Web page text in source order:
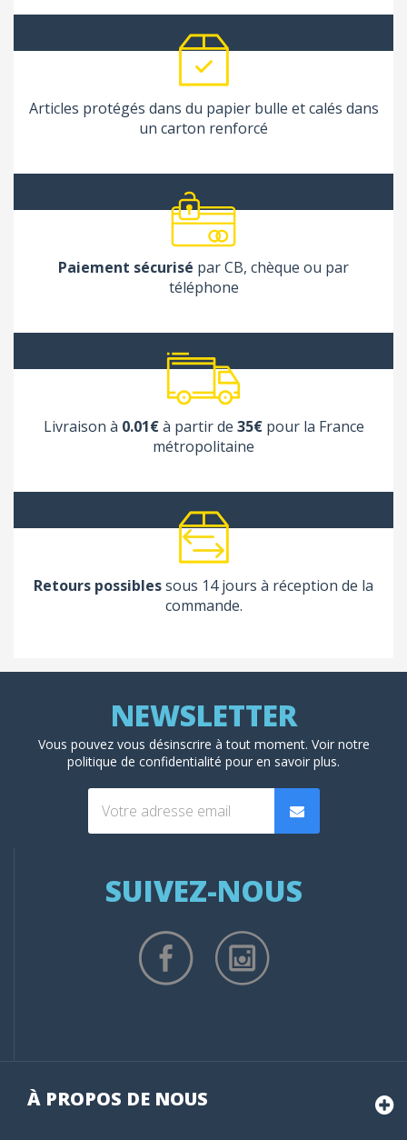
Articles protégés dans du papier bulle et calés dans
un carton renforcé
Paiement sécurisé par CB, chèque ou par
téléphone
Livraison à 0.01€à partir de 35€pour la France
métropolitaine
Retours possiblessous 14 jours à réception de la
commande.
Vous pouvez vous désinscrire à tout moment. Voir notre
politique de confidentialité pour en savoir plus.
SUIVEZ-NOUS
À PROPOS DE NOUS